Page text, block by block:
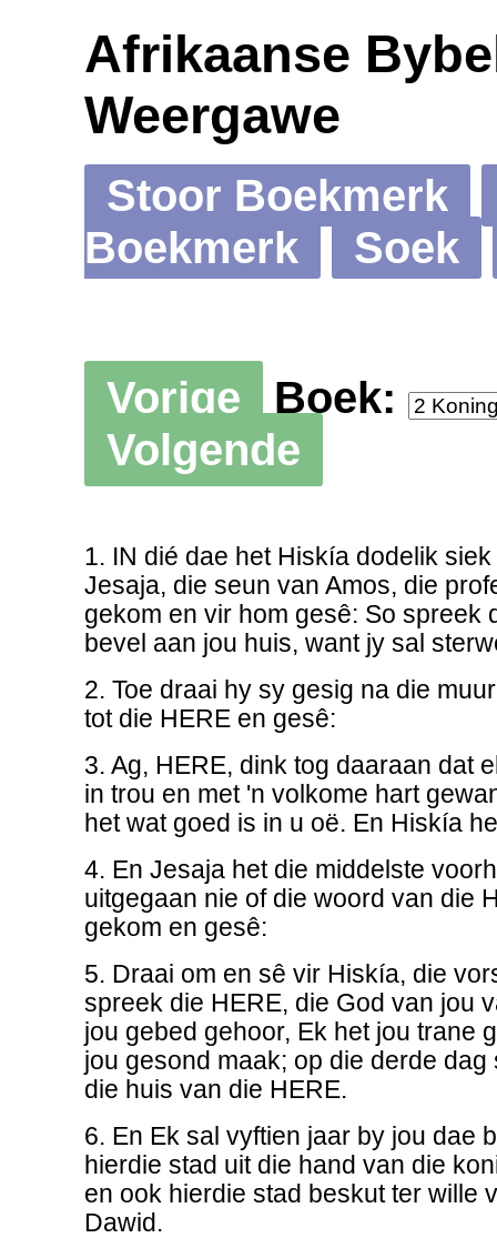
Afrikaanse
Weergawe
Stoor Boekmerk
Boekmerk
Soek
Vorige
Boek:
Volgende
1. IN dié dae het Hiskía dodelik
Jesaja, die seun van Amos, die
gekom en vir hom gesê: So spreek
bevel aan jou huis, want jy sal
2. Toe draai hy sy gesig na die
tot die HERE en gesê:
3. Ag, HERE, dink tog daaraan dat
in trou en met 'n volkome hart
het wat goed is in u oë. En Hiskía
4. En Jesaja het die middelste
uitgegaan nie of die woord van die
gekom en gesê:
5. Draai om en sê vir Hiskía, die
spreek die HERE, die God van jou
jou gebed gehoor, Ek het jou trane
jou gesond maak; op die derde dag
die huis van die HERE.
6. En Ek sal vyftien jaar by jou dae
hierdie stad uit die hand van die
en ook hierdie stad beskut ter wille
Dawid.